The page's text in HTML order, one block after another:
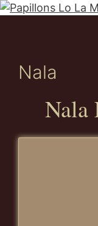
Springe
Nala
Nala